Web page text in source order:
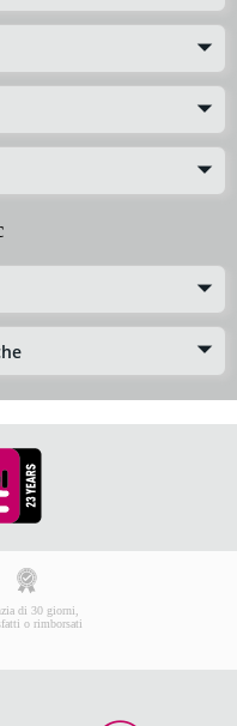
di 30 giorni,
o rimborsati